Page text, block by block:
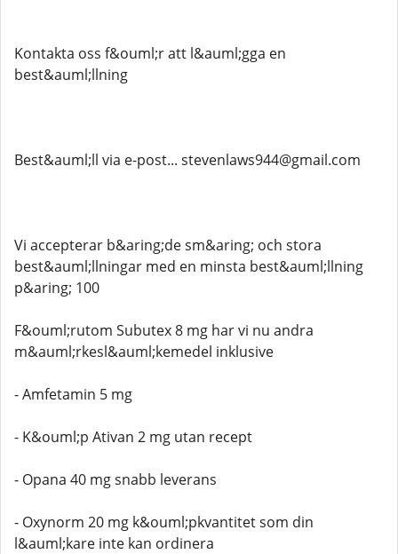
Kontakta oss f&ouml;r att l&auml;gga en
best&auml;llning
Best&auml;ll via e-post... stevenlaws944@gmail.com
Vi accepterar b&aring;de sm&aring; och stora
best&auml;llningar med en minsta best&auml;llning
p&aring; 100
F&ouml;rutom Subutex 8 mg har vi nu andra
m&auml;rkesl&auml;kemedel inklusive
- Amfetamin 5 mg
- K&ouml;p Ativan 2 mg utan recept
- Opana 40 mg snabb leverans
- Oxynorm 20 mg k&ouml;pkvantitet som din
l&auml;kare inte kan ordinera